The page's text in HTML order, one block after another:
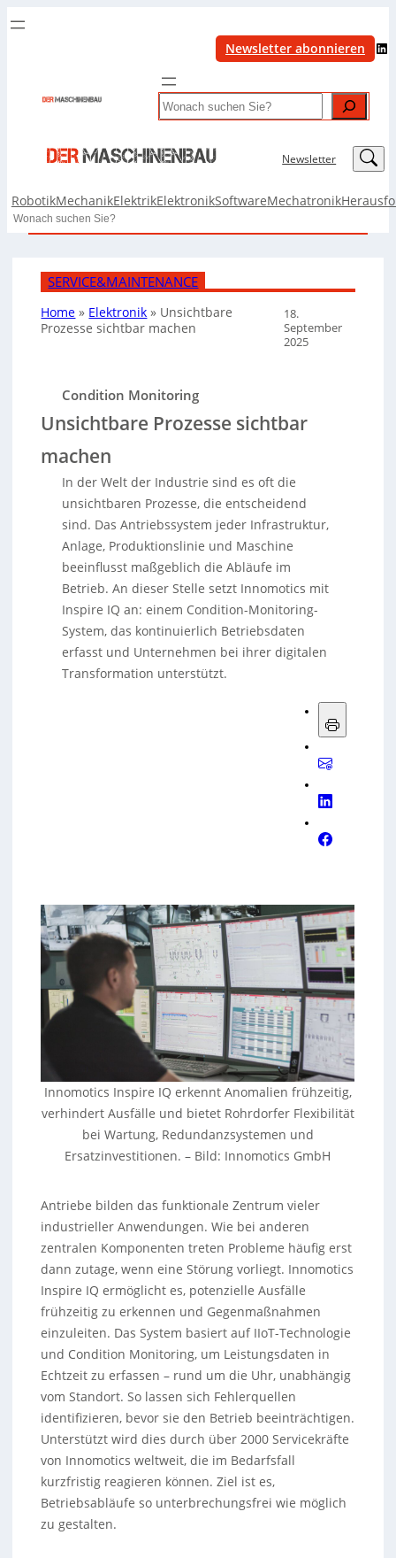
Newsletter abonnieren LinkedIn
Search
Newsletter LinkedIn
RobotikMechanikElektrikElektronikSoftwareMechatronik
Search
SERVICE&MAINTENANCE
Home » Elektronik » Unsichtbare
Prozesse sichtbar machen
18.
September
2025
Condition Monitoring
Unsichtbare Prozesse sichtbar
machen
In der Welt der Industrie sind es oft die
unsichtbaren Prozesse, die entscheidend
sind. Das Antriebssystem jeder Infrastruktur,
Anlage, Produktionslinie und Maschine
beeinflusst maßgeblich die Abläufe im
Betrieb. An dieser Stelle setzt Innomotics mit
Inspire IQ an: einem Condition-Monitoring-
System, das kontinuierlich Betriebsdaten
erfasst und Unternehmen bei ihrer digitalen
Transformation unterstützt.
Innomotics Inspire IQ erkennt Anomalien frühzeitig,
verhindert Ausfälle und bietet Rohrdorfer Flexibilität
bei Wartung, Redundanzsystemen und
Ersatzinvestitionen. – Bild: Innomotics GmbH
Antriebe bilden das funktionale Zentrum vieler
industrieller Anwendungen. Wie bei anderen
zentralen Komponenten treten Probleme häufig erst
dann zutage, wenn eine Störung vorliegt. Innomotics
Inspire IQ ermöglicht es, potenzielle Ausfälle
frühzeitig zu erkennen und Gegenmaßnahmen
einzuleiten. Das System basiert auf IIoT-Technologie
und Condition Monitoring, um Leistungsdaten in
Echtzeit zu erfassen – rund um die Uhr, unabhängig
vom Standort. So lassen sich Fehlerquellen
identifizieren, bevor sie den Betrieb beeinträchtigen.
Unterstützt wird dies durch über 2000 Servicekräfte
von Innomotics weltweit, die im Bedarfsfall
kurzfristig reagieren können. Ziel ist es,
Betriebsabläufe so unterbrechungsfrei wie möglich
zu gestalten.